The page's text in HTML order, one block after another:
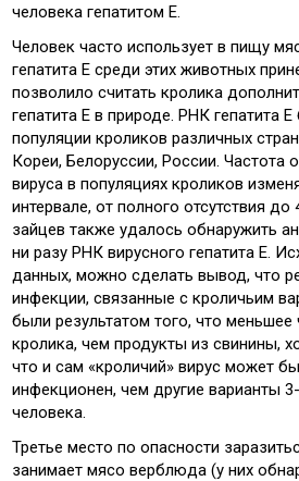
человека гепатитом Е.
Человек часто использует в пищу
гепатита Е среди этих животных
позволило считать кролика
гепатита Е в природе. РНК гепатита
популяции кроликов различных
Кореи, Белоруссии, России. Частота
вируса в популяциях кроликов
интервале, от полного отсутствия до
зайцев также удалось обнаружить
ни разу РНК вирусного гепатита Е.
данных, можно сделать вывод, что
инфекции, связанные с кроличьим
были результатом того, что
кролика, чем продукты из свинины,
что и сам «кроличий» вирус может
инфекционен, чем другие варианты
человека.
Третье место по опасности
занимает мясо верблюда (у них